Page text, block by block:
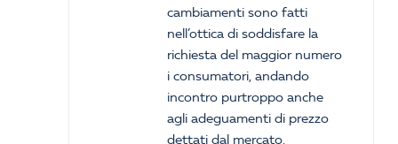
cambiamenti sono fatti
nell’ottica di soddisfare la
richiesta del maggior numero
i consumatori, andando
incontro purtroppo anche
agli adeguamenti di prezzo
dettati dal mercato.